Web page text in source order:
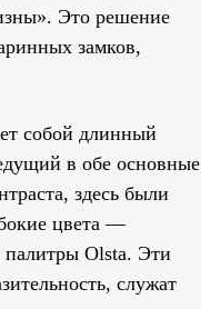
Это решение
замков,
собой длинный
в обе основные
здесь были
цвета —
Olsta. Эти
служат